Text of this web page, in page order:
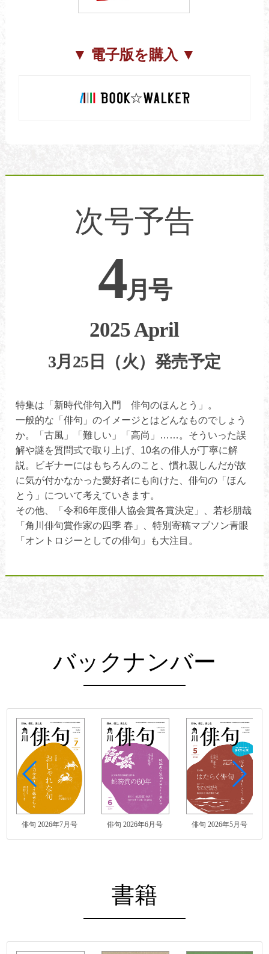
▼ 電子版を購入 ▼
次号予告
4月号
2025 April
3月25日（火）発売予定
特集は「新時代俳句入門 俳句のほんとう」。
一般的な「俳句」のイメージとはどんなものでしょう
か。「古風」「難しい」「高尚」……。そういった誤
解や謎を質問式で取り上げ、10名の俳人が丁寧に解
説。ビギナーにはもちろんのこと、慣れ親しんだが故
に気が付かなかった愛好者にも向けた、俳句の「ほん
とう」について考えていきます。
その他、「令和6年度俳人協会賞各賞決定」、若杉朋哉
「角川俳句賞作家の四季 春」、特別寄稿マブソン青眼
「オントロジーとしての俳句」も大注目。
バックナンバー
俳句 2026年7月号 俳句 2026年6月号 俳句 2026年5月号
書籍